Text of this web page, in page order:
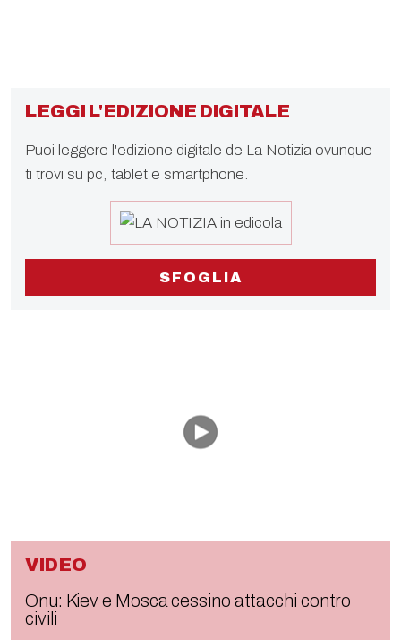
LEGGI L'EDIZIONE DIGITALE
Puoi leggere l'edizione digitale de La Notizia ovunque
ti trovi su pc, tablet e smartphone.
SFOGLIA
VIDEO
Onu: Kiev e Mosca cessino attacchi contro
civili